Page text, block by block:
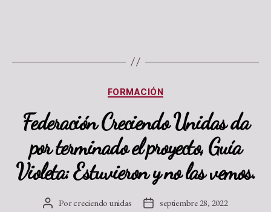
FORMACIÓN
Federación Creciendo Unidas da
por terminado el proyecto, Guía
Violeta: Estuvieron y no las vemos.
Porcreciendo unidas septiembre 28, 2022